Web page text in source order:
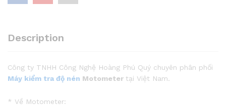
Description
Công ty TNHH Công Nghệ Hoàng Phú Quý chuyên phân phối
Máy kiểm tra độ nén Motometer tại Việt Nam.
* Về Motometer: